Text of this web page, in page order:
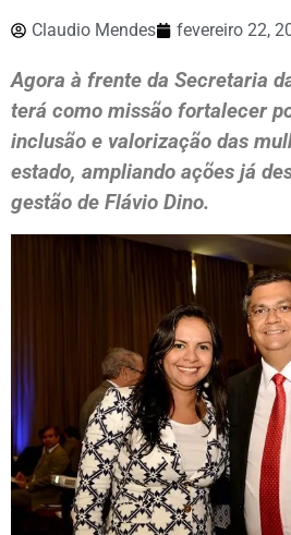
Claudio Mendes fevereiro 22,
Agora à frente da Secretaria
terá como missão fortalecer
inclusão e valorização das
estado, ampliando ações já
gestão de Flávio Dino.